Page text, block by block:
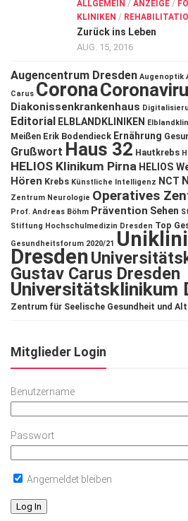
ALLGEMEIN / ANZEIGE /
KLINIKEN /
Zurück ins Leben
AUG. 15, 2016
Augencentrum Dresden Augenoptik
Carus Corona
Diakonissenkrankenhaus
Editorial ELBLANDKLINIKEN
Meißen Erik Bodendieck Ernährung
Grußwort Haus 32 Hautkrebs
HELIOS Klinikum Pirna HELIOS
Hören Krebs Künstliche Intelligenz NCT
Zentrum Neurologie Operatives
Prof. Andreas Böhm Prävention Sehen
Stiftung Hochschulmedizin Dresden Top
Gesundheitsforum 2020/21
Dresden
Gustav Carus Dresden
Universitätsklinikum
Zentrum für Seelische Gesundheit und
Mitglieder Login
Benutzername
Passwort
Angemeldet bleiben